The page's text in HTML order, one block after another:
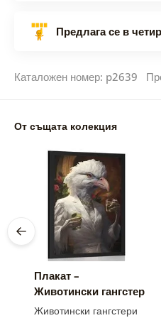
Предлага се в
Каталожен номер: p2639
От същата колекция
Плакат –
Животински гангстер
птичка
Животински гангстери